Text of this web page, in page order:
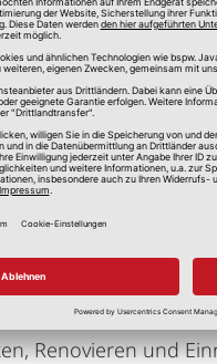
in Euro, inkl. gesetzlicher
Renovieren und